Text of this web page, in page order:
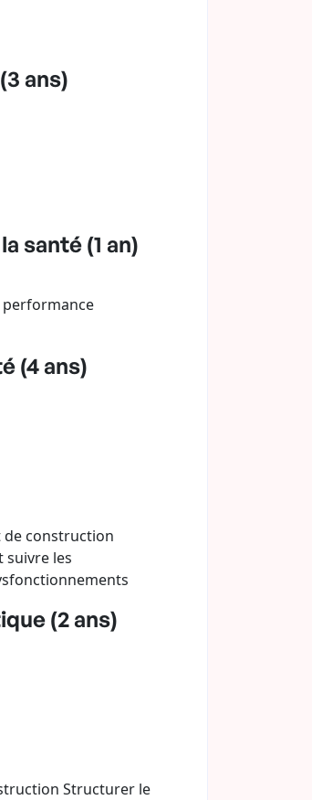
ans)
santé (1 an)
performance
(4 ans)
de construction
suivre les
(2 ans)
Structurer le